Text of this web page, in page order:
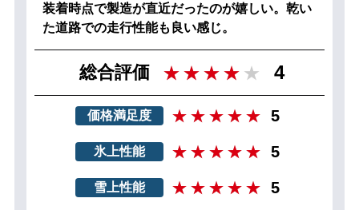
装着時点で製造が直近だったのが嬉しい。乾い
た道路での走行性能も良い感じ。
総合評価 4
価格満足度 5
氷上性能 5
雪上性能 5